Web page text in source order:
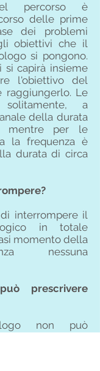
percorso è
delle prime
dei problemi
obiettivi che il
si pongono.
si capirà insieme
l'obiettivo del
raggiungerlo. Le
a
della durata
mentre per le
la frequenza è
durata di circa
interrompere il
in totale
momento della
nessuna
prescrivere
non può